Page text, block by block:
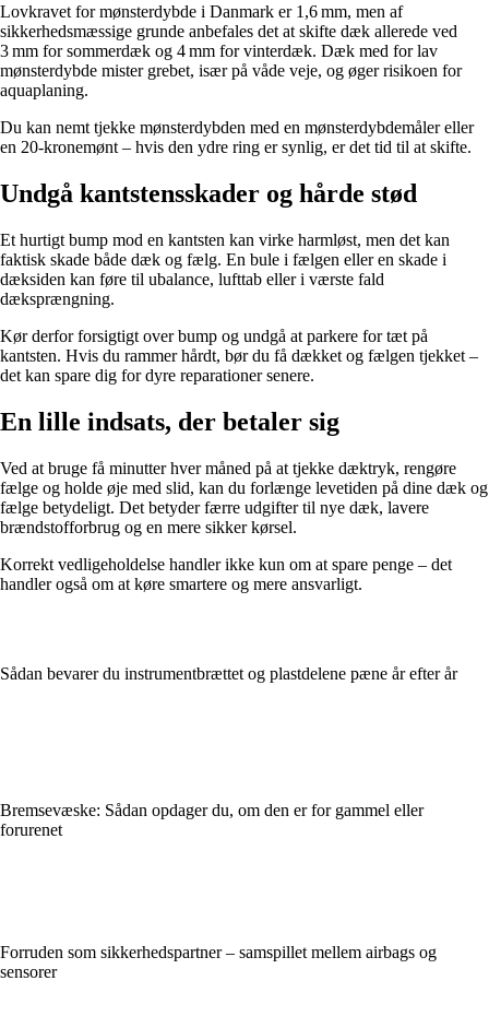
Lovkravet for mønsterdybde i Danmark er 1,6 mm, men af
sikkerhedsmæssige grunde anbefales det at skifte dæk allerede ved
3 mm for sommerdæk og 4 mm for vinterdæk. Dæk med for lav
mønsterdybde mister grebet, især på våde veje, og øger risikoen for
aquaplaning.
Du kan nemt tjekke mønsterdybden med en mønsterdybdemåler eller
en 20-kronemønt – hvis den ydre ring er synlig, er det tid til at skifte.
Undgå kantstensskader og hårde stød
Et hurtigt bump mod en kantsten kan virke harmløst, men det kan
faktisk skade både dæk og fælg. En bule i fælgen eller en skade i
dæksiden kan føre til ubalance, lufttab eller i værste fald
dæksprængning.
Kør derfor forsigtigt over bump og undgå at parkere for tæt på
kantsten. Hvis du rammer hårdt, bør du få dækket og fælgen tjekket –
det kan spare dig for dyre reparationer senere.
En lille indsats, der betaler sig
Ved at bruge få minutter hver måned på at tjekke dæktryk, rengøre
fælge og holde øje med slid, kan du forlænge levetiden på dine dæk og
fælge betydeligt. Det betyder færre udgifter til nye dæk, lavere
brændstofforbrug og en mere sikker kørsel.
Korrekt vedligeholdelse handler ikke kun om at spare penge – det
handler også om at køre smartere og mere ansvarligt.
Sådan bevarer du instrumentbrættet og plastdelene pæne år efter år
Bremsevæske: Sådan opdager du, om den er for gammel eller
forurenet
Forruden som sikkerhedspartner – samspillet mellem airbags og
sensorer